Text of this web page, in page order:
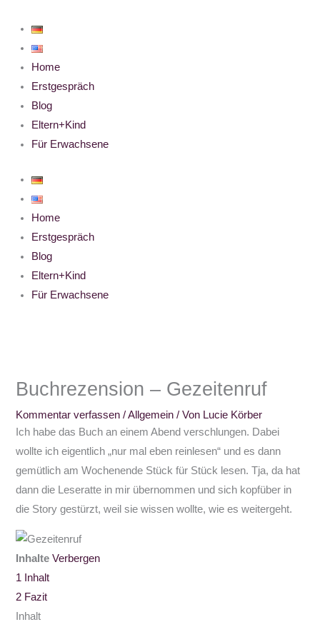
Inhalt
springen
Home
Erstgespräch
Blog
Eltern+Kind
Für Erwachsene
Home
Erstgespräch
Blog
Eltern+Kind
Für Erwachsene
Buchrezension – Gezeitenruf
Kommentar verfassen /Allgemein / Von Lucie Körber
Ich habe das Buch an einem Abend verschlungen. Dabei
wollte ich eigentlich „nur mal eben reinlesen“ und es dann
gemütlich am Wochenende Stück für Stück lesen. Tja, da hat
dann die Leseratte in mir übernommen und sich kopfüber in
die Story gestürzt, weil sie wissen wollte, wie es weitergeht.
Inhalte Verbergen
1 Inhalt
2 Fazit
Inhalt